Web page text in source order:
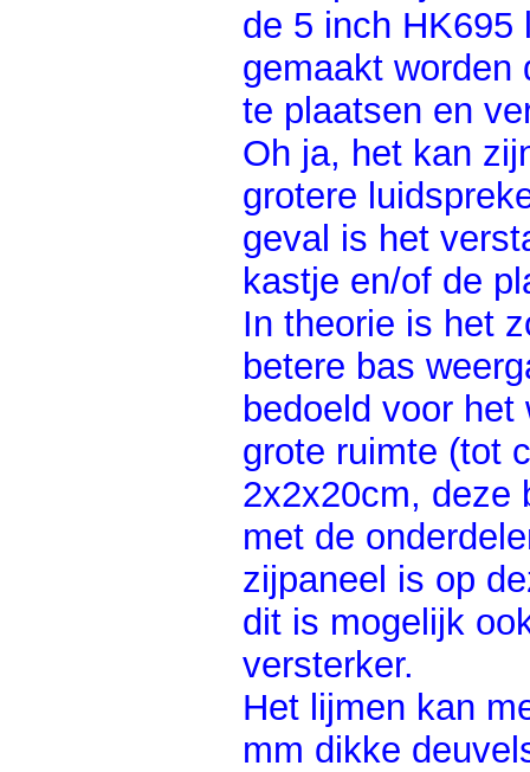
de 5 inch HK695
gemaakt worden
te plaatsen en
Oh ja, het kan
grotere
geval is het
kastje en/of de
In theorie is het
betere bas
bedoeld voor
grote ruimte (tot
2x2x20cm, deze
met de
zijpaneel is op
dit is mogelijk
versterker.
Het lijmen kan
mm dikke